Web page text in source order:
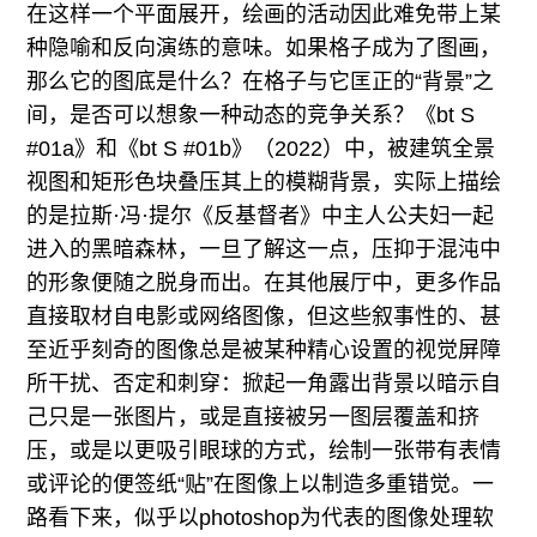
在这样一个平面展开，绘画的活动因此难免带上某
种隐喻和反向演练的意味。如果格子成为了图画，
那么它的图底是什么？在格子与它匡正的“背景”之
间，是否可以想象一种动态的竞争关系？《bt S
#01a》和《bt S #01b》（2022）中，被建筑全景
视图和矩形色块叠压其上的模糊背景，实际上描绘
的是拉斯·冯·提尔《反基督者》中主人公夫妇一起
进入的黑暗森林，一旦了解这一点，压抑于混沌中
的形象便随之脱身而出。在其他展厅中，更多作品
直接取材自电影或网络图像，但这些叙事性的、甚
至近乎刻奇的图像总是被某种精心设置的视觉屏障
所干扰、否定和刺穿：掀起一角露出背景以暗示自
己只是一张图片，或是直接被另一图层覆盖和挤
压，或是以更吸引眼球的方式，绘制一张带有表情
或评论的便签纸“贴”在图像上以制造多重错觉。一
路看下来，似乎以photoshop为代表的图像处理软